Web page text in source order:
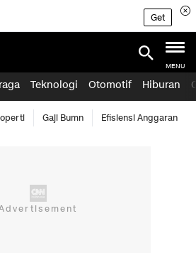
Get
MENU
Teknologi Otomotif Hiburan
Gaji Bumn Efisiensi Anggaran